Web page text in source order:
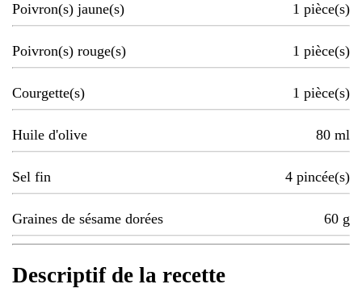
Poivron(s) jaune(s) 1 pièce(s)
Poivron(s) rouge(s) 1 pièce(s)
Courgette(s) 1 pièce(s)
Huile d'olive 80 ml
Sel fin 4 pincée(s)
Graines de sésame dorées 60 g
Descriptif de la recette